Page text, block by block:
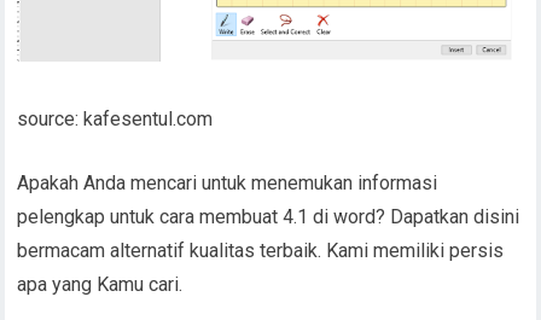
source: kafesentul.com
Apakah Anda mencari untuk menemukan informasi
pelengkap untuk cara membuat 4.1 di word? Dapatkan disini
bermacam alternatif kualitas terbaik. Kami memiliki persis
apa yang Kamu cari.